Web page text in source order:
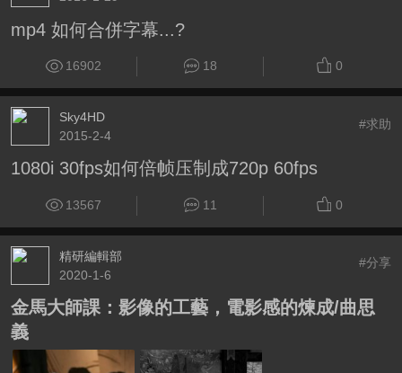
mp4 如何合併字幕...?
16902 18 0
Sky4HD
2015-2-4
#求助
1080i 30fps如何倍帧压制成720p 60fps
13567 11 0
精研編輯部
2020-1-6
#分享
金馬大師課：影像的工藝，電影感的煉成/曲思
義